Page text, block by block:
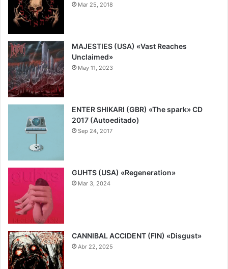
Mar 25, 2018
7.5
MAJESTIES (USA) «Vast Reaches
Unclaimed»
May 11, 2023
ENTER SHIKARI (GBR) «The spark» CD
2017 (Autoeditado)
Sep 24, 2017
9.5
GUHTS (USA) «Regeneration»
Mar 3, 2024
CANNIBAL ACCIDENT (FIN) «Disgust»
Abr 22, 2025